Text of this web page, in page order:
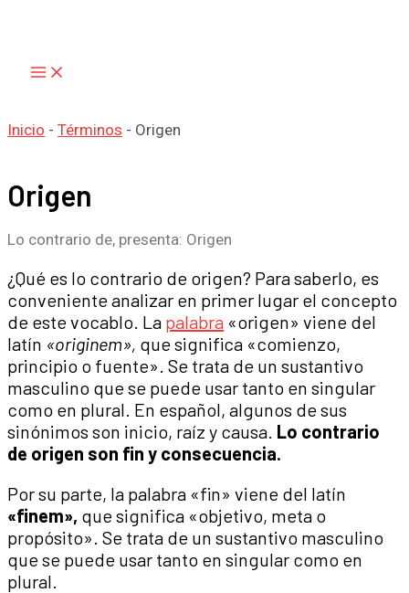
Inicio - Términos - Origen
Origen
Lo contrario de, presenta: Origen
¿Qué es lo contrario de origen? Para saberlo, es
conveniente analizar en primer lugar el concepto
de este vocablo. La palabra «origen» viene del
latín «originem», que significa «comienzo,
principio o fuente». Se trata de un sustantivo
masculino que se puede usar tanto en singular
como en plural. En español, algunos de sus
sinónimos son inicio, raíz y causa. Lo contrario
de origen son fin y consecuencia.
Por su parte, la palabra «fin» viene del latín
«finem», que significa «objetivo, meta o
propósito». Se trata de un sustantivo masculino
que se puede usar tanto en singular como en
plural.